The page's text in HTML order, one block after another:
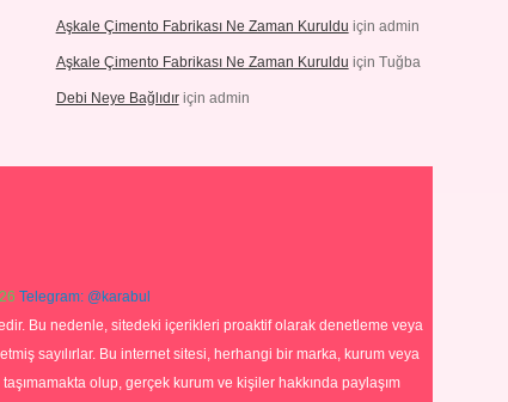
Aşkale Çimento Fabrikası Ne Zaman Kuruldu için admin
Aşkale Çimento Fabrikası Ne Zaman Kuruldu için Tuğba
Debi Neye Bağlıdıriçin admin
Telegram: @karabul
Bu nedenle, sitedeki içerikleri proaktif olarak denetleme veya
sayılırlar. Bu internet sitesi, herhangi bir marka, kurum veya
olup, gerçek kurum ve kişiler hakkında paylaşım